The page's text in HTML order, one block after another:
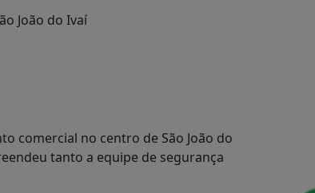
comercial no centro de São João do
tanto a equipe de segurança